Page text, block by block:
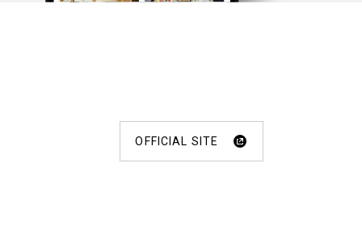
OFFICIAL SITE